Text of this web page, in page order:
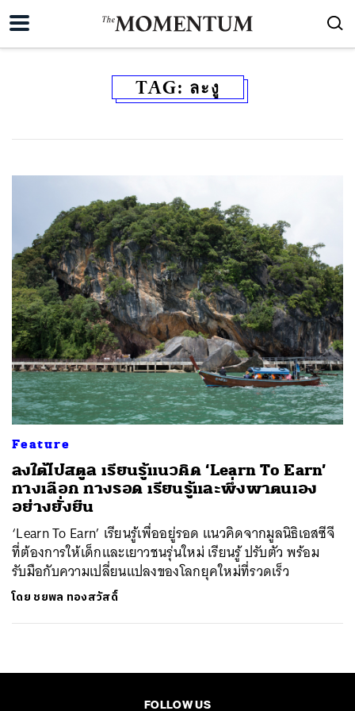
TAG: ละงู
Feature
ลงใต้ไปสตูล เรียนรู้แนวคิด ‘Learn To Earn’
ทางเลือก ทางรอด เรียนรู้และพึ่งพาตนเอง
อย่างยั่งยืน
‘Learn To Earn’ เรียนรู้เพื่ออยู่รอด แนวคิดจากมูลนิธิเอสซีจี
ที่ต้องการให้เด็กและเยาวชนรุ่นใหม่ เรียนรู้ ปรับตัว พร้อม
รับมือกับความเปลี่ยนแปลงของโลกยุคใหม่ที่รวดเร็ว
โดย ชยพล ทองสวัสดิ์
FOLLOW US
ค้นหา
SHARE TWEET LINE EMAIL